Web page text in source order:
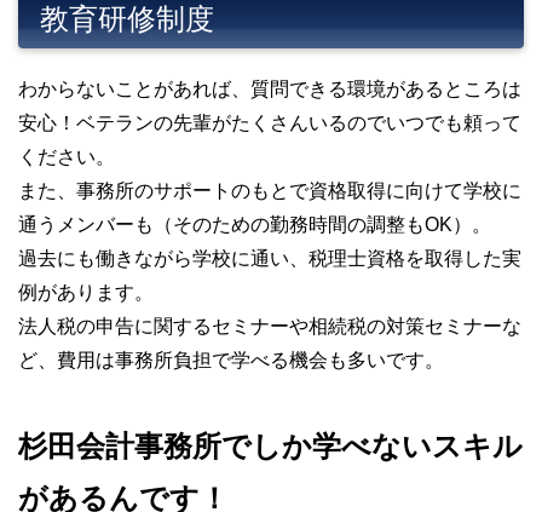
教育研修制度
わからないことがあれば、質問できる環境があるところは
安心！ベテランの先輩がたくさんいるのでいつでも頼って
ください。
また、事務所のサポートのもとで資格取得に向けて学校に
通うメンバーも（そのための勤務時間の調整もOK）。
過去にも働きながら学校に通い、税理士資格を取得した実
例があります。
法人税の申告に関するセミナーや相続税の対策セミナーな
ど、費用は事務所負担で学べる機会も多いです。
杉田会計事務所でしか学べないスキル
があるんです！